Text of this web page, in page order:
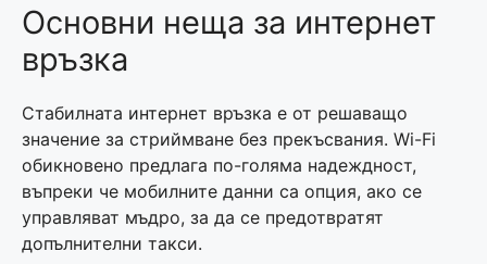
Основни неща за интернет
връзка
Стабилната интернет връзка е от решаващо
значение за стриймване без прекъсвания. Wi-Fi
обикновено предлага по-голяма надеждност,
въпреки че мобилните данни са опция, ако се
управляват мъдро, за да се предотвратят
допълнителни такси.